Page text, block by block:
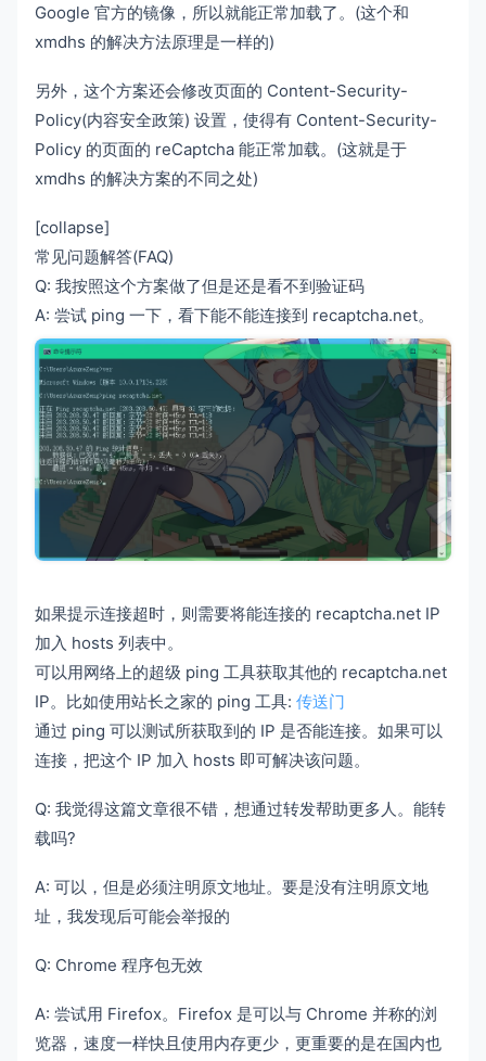
Google 官方的镜像，所以就能正常加载了。(这个和
xmdhs 的解决方法原理是一样的)
另外，这个方案还会修改页面的 Content-Security-
Policy(内容安全政策) 设置，使得有 Content-Security-
Policy 的页面的 reCaptcha 能正常加载。(这就是于
xmdhs 的解决方案的不同之处)
[collapse]
常见问题解答(FAQ)
Q: 我按照这个方案做了但是还是看不到验证码
A: 尝试 ping 一下，看下能不能连接到 recaptcha.net。
如果提示连接超时，则需要将能连接的 recaptcha.net IP
加入 hosts 列表中。
可以用网络上的超级 ping 工具获取其他的 recaptcha.net
IP。比如使用站长之家的 ping 工具: 传送门
通过 ping 可以测试所获取到的 IP 是否能连接。如果可以
连接，把这个 IP 加入 hosts 即可解决该问题。
Q: 我觉得这篇文章很不错，想通过转发帮助更多人。能转
载吗?
A: 可以，但是必须注明原文地址。要是没有注明原文地
址，我发现后可能会举报的
Q: Chrome 程序包无效
A: 尝试用 Firefox。Firefox 是可以与 Chrome 并称的浏
览器，速度一样快且使用内存更少，更重要的是在国内也